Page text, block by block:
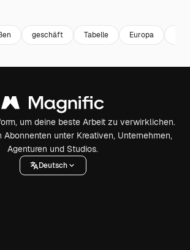
geschäft Tabelle Europa
um deine beste Arbeit zu verwirklichen.
Abonnenten unter Kreativen, Unternehmen,
Agenturen und Studios.
Deutsch